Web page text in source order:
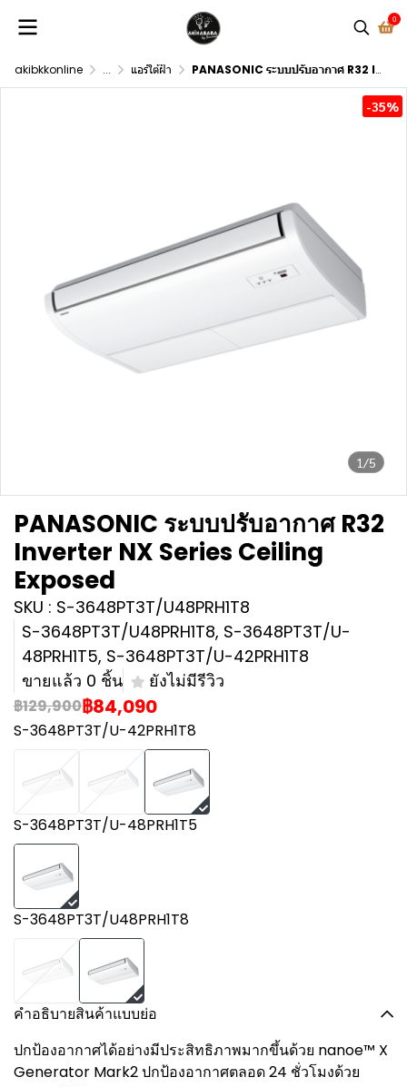
0
akibkkonline ... แอร์ใต้ฝ้า PANASONIC ระบบปรับอากาศ R32 Inverter NX Series Ceiling Exposed
1/5
-35%
PANASONIC ระบบปรับอากาศ R32
Inverter NX Series Ceiling
Exposed
SKU : S-3648PT3T/U48PRH1T8
S-3648PT3T/U48PRH1T8, S-3648PT3T/U-
48PRH1T5, S-3648PT3T/U-42PRH1T8
ขายแล้ว 0 ชิ้น
ยังไม่มีรีวิว
฿129,900฿84,090
S-3648PT3T/U-42PRH1T8
S-3648PT3T/U-48PRH1T5
S-3648PT3T/U48PRH1T8
คำอธิบายสินค้าแบบย่อ
ปกป้องอากาศได้อย่างมีประสิทธิภาพมากขึ้นด้วย nanoe™ X
Generator Mark2 ปกป้องอากาศตลอด 24 ชั่วโมงด้วย